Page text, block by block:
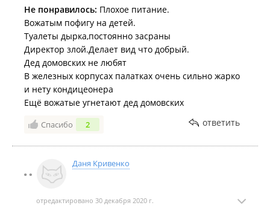
Не понравилось: Плохое питание.
Вожатым пофигу на детей.
Туалеты дырка,постоянно засраны
Директор злой.Делает вид что добрый.
Дед домовских не любят
В железных корпусах палатках очень сильно жарко
и нету кондицеонера
Ещё вожатые угнетают дед домовских
Спасибо 2 ответить
Даня Кривенко
отредактировано 30 декабря 2020 г.